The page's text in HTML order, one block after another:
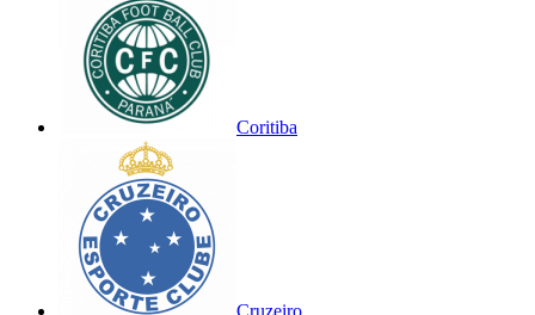
Coritiba
Cruzeiro